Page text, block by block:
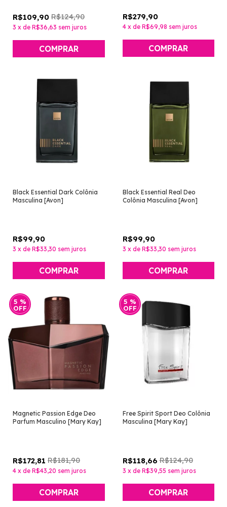
R$109,90 R$124,90
3 x de R$36,63 sem juros
R$279,90
4 x de R$69,98 sem juros
COMPRAR
Black Essential Dark Colônia
Masculina [Avon]
R$99,90
3 x de R$33,30 sem juros
Black Essential Real Deo
Colônia Masculina [Avon]
R$99,90
3 x de R$33,30 sem juros
5 %
OFF
Magnetic Passion Edge Deo
Parfum Masculino [Mary Kay]
R$172,81 R$181,90
4 x de R$43,20 sem juros
5 %
OFF
Free Spirit Sport Deo Colônia
Masculina [Mary Kay]
R$118,66 R$124,90
3 x de R$39,55 sem juros